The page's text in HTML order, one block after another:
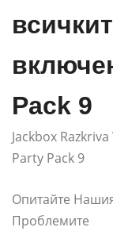
Pack 9
Jackbox
Party Pack 9
Опитайте
Проблемите